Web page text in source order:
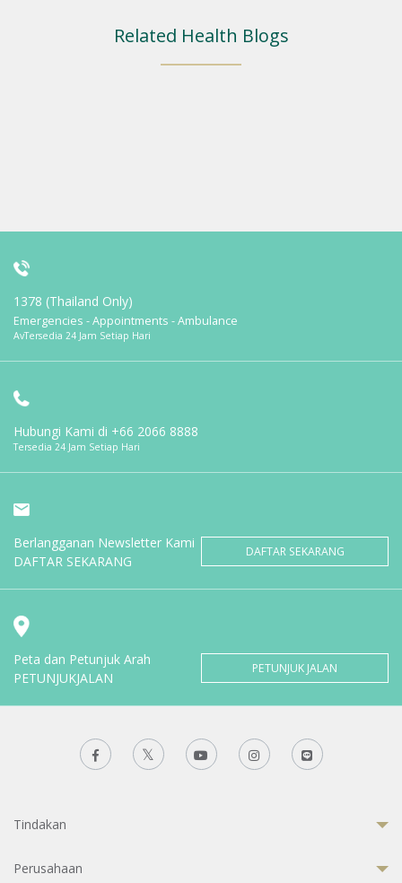
Related Health Blogs
1378 (Thailand Only)
Emergencies - Appointments - Ambulance
AvTersedia 24 Jam Setiap Hari
Hubungi Kami di +66 2066 8888
Tersedia 24 Jam Setiap Hari
Berlangganan Newsletter Kami
DAFTAR SEKARANG
DAFTAR SEKARANG
Peta dan Petunjuk Arah
PETUNJUKJALAN
PETUNJUK JALAN
Tindakan
Perusahaan